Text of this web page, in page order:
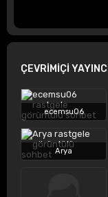
ÇEVRİMİÇİ
ecemsu06
Arya